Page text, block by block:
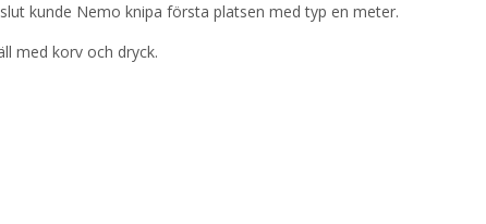
kunde Nemo knipa första platsen med typ en meter.
med korv och dryck.